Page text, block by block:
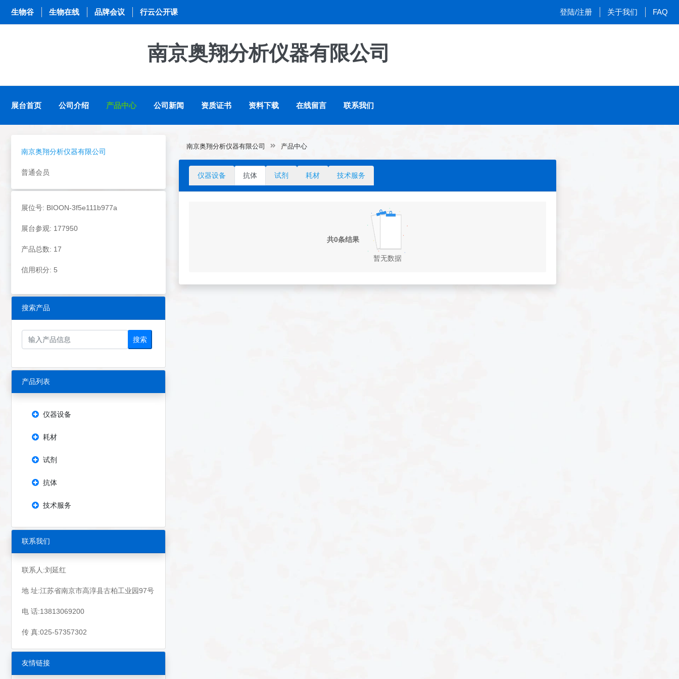
生物谷 生物在线 品牌会议 行云公开课 登陆/注册 关于我们 FAQ
南京奥翔分析仪器有限公司
展台首页 公司介绍 产品中心 公司新闻 资质证书 资料下载 在线留言 联系我们
南京奥翔分析仪器有限公司
普通会员
展位号: BIOON-3f5e111b977a
展台参观: 177950
产品总数: 17
信用积分: 5
搜索产品
搜索
产品列表
仪器设备
耗材
试剂
抗体
技术服务
联系我们
联系人:刘延红
地 址:江苏省南京市高淳县古柏工业园97号
电 话:13813069200
传 真:025-57357302
友情链接
南京奥翔分析仪器有限公司 产品中心
仪器设备 抗体 试剂 耗材 技术服务
共0条结果
暂无数据